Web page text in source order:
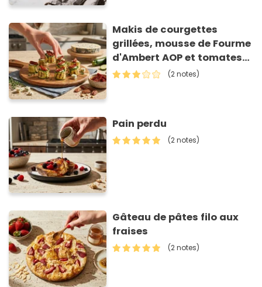
Makis de courgettes
grillées, mousse de Fourme
d'Ambert AOP et tomates
séchées
(2 notes)
Pain perdu
(2 notes)
Gâteau de pâtes filo aux
fraises
(2 notes)